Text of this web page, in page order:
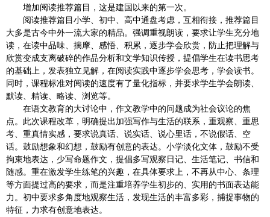
增加阅读推荐篇目，这是建国以来的第一次。
阅读推荐篇目小学、初中、高中通盘考虑，互相衔接，推荐篇目
大多是古今中外一流大家的精品。强调重视朗读，要求让学生充分地
读，在读中品味、揣摩、感悟、积累，逐步学会欣赏，防止把理解与
欣赏变成支离破碎的作品分析和文学知识传授，提倡学生在读书思考
的基础上，发表独立见解，在阅读实践中逐步学会思考，学会读书。
同时，课程标准对阅读的速度有了量化指标，并要求学生学会朗读、
默读、精读、略读、浏览等。
在语文教育的大讨论中，作文教学中的问题成为社会议论的焦
点。此次课程改革，明确提出加强写作与生活的联系，重观察、重思
考、重真情实感，要求说真话、说实话、说心里话，不说假话、空
话。鼓励想象和幻想，鼓励有创意的表达。小学淡化文体，鼓励不受
拘束地表达，少写命题作文，提倡多写观察日记、生活笔记、书信和
随感。重在激发学生练笔的兴趣，在具体要求上，不再从中心、条理
等方面提过高的要求，而是注重培养学生初步的、实用的书面表达能
力。初中要求多角度地观察生活，发现生活的丰富多彩，捕捉事物的
特征，力求有创意地表达。